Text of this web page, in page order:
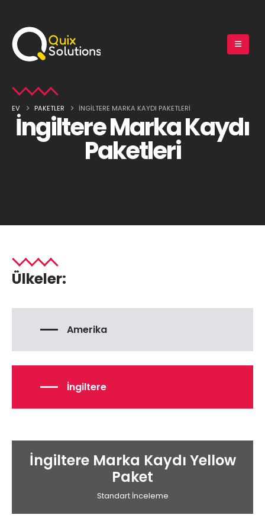
EV PAKETLER İNGILTERE MARKA KAYDI PAKETLERI
İngiltere Marka Kaydı
Paketleri
Ülkeler:
Amerika
İngiltere
İngiltere Marka Kaydı Yellow
Paket
Standart İnceleme